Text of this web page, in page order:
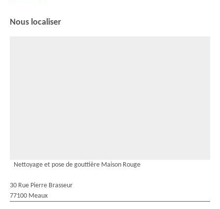
Nous localiser
Nettoyage et pose de gouttière Maison Rouge
30 Rue Pierre Brasseur
77100 Meaux